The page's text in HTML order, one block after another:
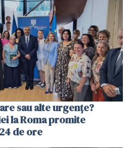
sau alte urgențe?
la Roma promite
de ore